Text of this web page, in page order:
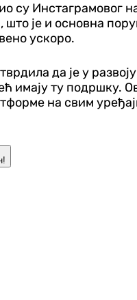
су Инстаграмовог
је и основна
ускоро.
да је у
имају ту подршку.
на свим